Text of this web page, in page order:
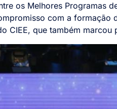
os Melhores Programas
com a formação
CIEE, que também marcou